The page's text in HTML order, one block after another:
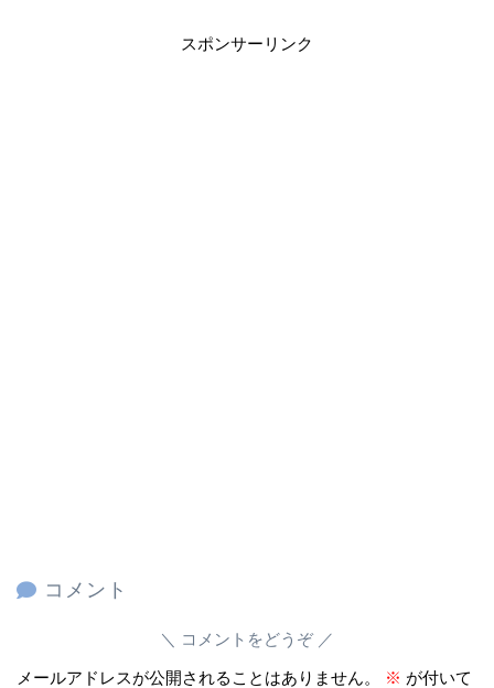
スポンサーリンク
コメント
コメントをどうぞ
メールアドレスが公開されることはありません。 ※ が付いて